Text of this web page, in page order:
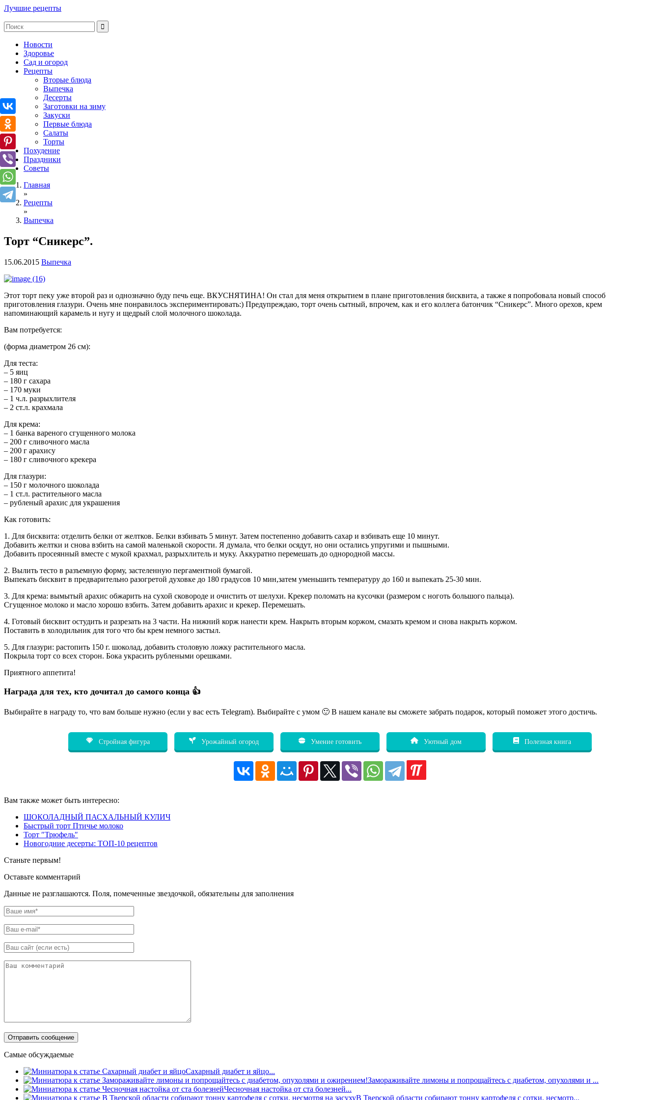
Лучшие рецепты
Новости
Здоровье
Сад и огород
Рецепты
Вторые блюда
Выпечка
Десерты
Заготовки на зиму
Закуски
Первые блюда
Салаты
Торты
Похудение
Праздники
Советы
Главная
»
Рецепты
»
Выпечка
Торт “Сникерс”.
15.06.2015 Выпечка
Этот торт пеку уже второй раз и однозначно буду печь еще. ВКУСНЯТИНА! Он стал для меня открытием в плане приготовления бисквита, а также я попробовала новый способ
приготовления глазури. Очень мне понравилось экспериментировать:) Предупреждаю, торт очень сытный, впрочем, как и его коллега батончик “Сникерс”. Много орехов, крем
напоминающий карамель и нугу и щедрый слой молочного шоколада.
Вам потребуется:
(форма диаметром 26 см):
Для теста:
– 5 яиц
– 180 г сахара
– 170 муки
– 1 ч.л. разрыхлителя
– 2 ст.л. крахмала
Для крема:
– 1 банка вареного сгущенного молока
– 200 г сливочного масла
– 200 г арахису
– 180 г сливочного крекера
Для глазури:
– 150 г молочного шоколада
– 1 ст.л. растительного масла
– рубленый арахис для украшения
Как готовить:
1. Для бисквита: отделить белки от желтков. Белки взбивать 5 минут. Затем постепенно добавить сахар и взбивать еще 10 минут.
Добавить желтки и снова взбить на самой маленькой скорости. Я думала, что белки осядут, но они остались упругими и пышными.
Добавить просеянный вместе с мукой крахмал, разрыхлитель и муку. Аккуратно перемешать до однородной массы.
2. Вылить тесто в разъемную форму, застеленную пергаментной бумагой.
Выпекать бисквит в предварительно разогретой духовке до 180 градусов 10 мин,затем уменьшить температуру до 160 и выпекать 25-30 мин.
3. Для крема: вымытый арахис обжарить на сухой сковороде и очистить от шелухи. Крекер поломать на кусочки (размером с ноготь большого пальца).
Сгущенное молоко и масло хорошо взбить. Затем добавить арахис и крекер. Перемешать.
4. Готовый бисквит остудить и разрезать на 3 части. На нижний корж нанести крем. Накрыть вторым коржом, смазать кремом и снова накрыть коржом.
Поставить в холодильник для того что бы крем немного застыл.
5. Для глазури: растопить 150 г. шоколад, добавить столовую ложку растительного масла.
Покрыла торт со всех сторон. Бока украсить рублеными орешками.
Приятного аппетита!
Награда для тех, кто дочитал до самого конца 👍
Выбирайте в награду то, что вам больше нужно (если у вас есть Telegram). Выбирайте с умом 🙂 В нашем канале вы сможете забрать подарок, который поможет этого достичь.
Стройная фигура Урожайный огород Умение готовить Уютный дом Полезная книга
Вам также может быть интересно:
ШОКОЛАДНЫЙ ПАСХАЛЬНЫЙ КУЛИЧ
Быстрый торт Птичье молоко
Торт ″Трюфель″
Новогодние десерты: ТОП-10 рецептов
Станьте первым!
Оставьте комментарий
Данные не разглашаются. Поля, помеченные звездочкой, обязательны для заполнения
Самые обсуждаемые
Сахарный диабет и яйцо...
Замораживайте лимоны и попрощайтесь с диабетом, опухолями и ...
Чесночная настойка от ста болезней...
В Тверской области собирают тонну картофеля с сотки, несмотр...